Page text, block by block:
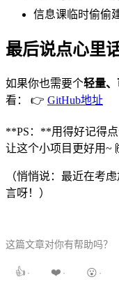
信息课临时偷偷
最后说点心里
如果你也需要个轻量
看： 👉 GitHub地址
**PS：**用得好记得点
让这个小项目更好用~
（悄悄说：最近在考
言呀！）
这篇文章对你有帮助吗？
👍 · ❤️ · 😮 ·